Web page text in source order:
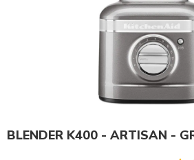
BLENDER K400 - ARTISAN -